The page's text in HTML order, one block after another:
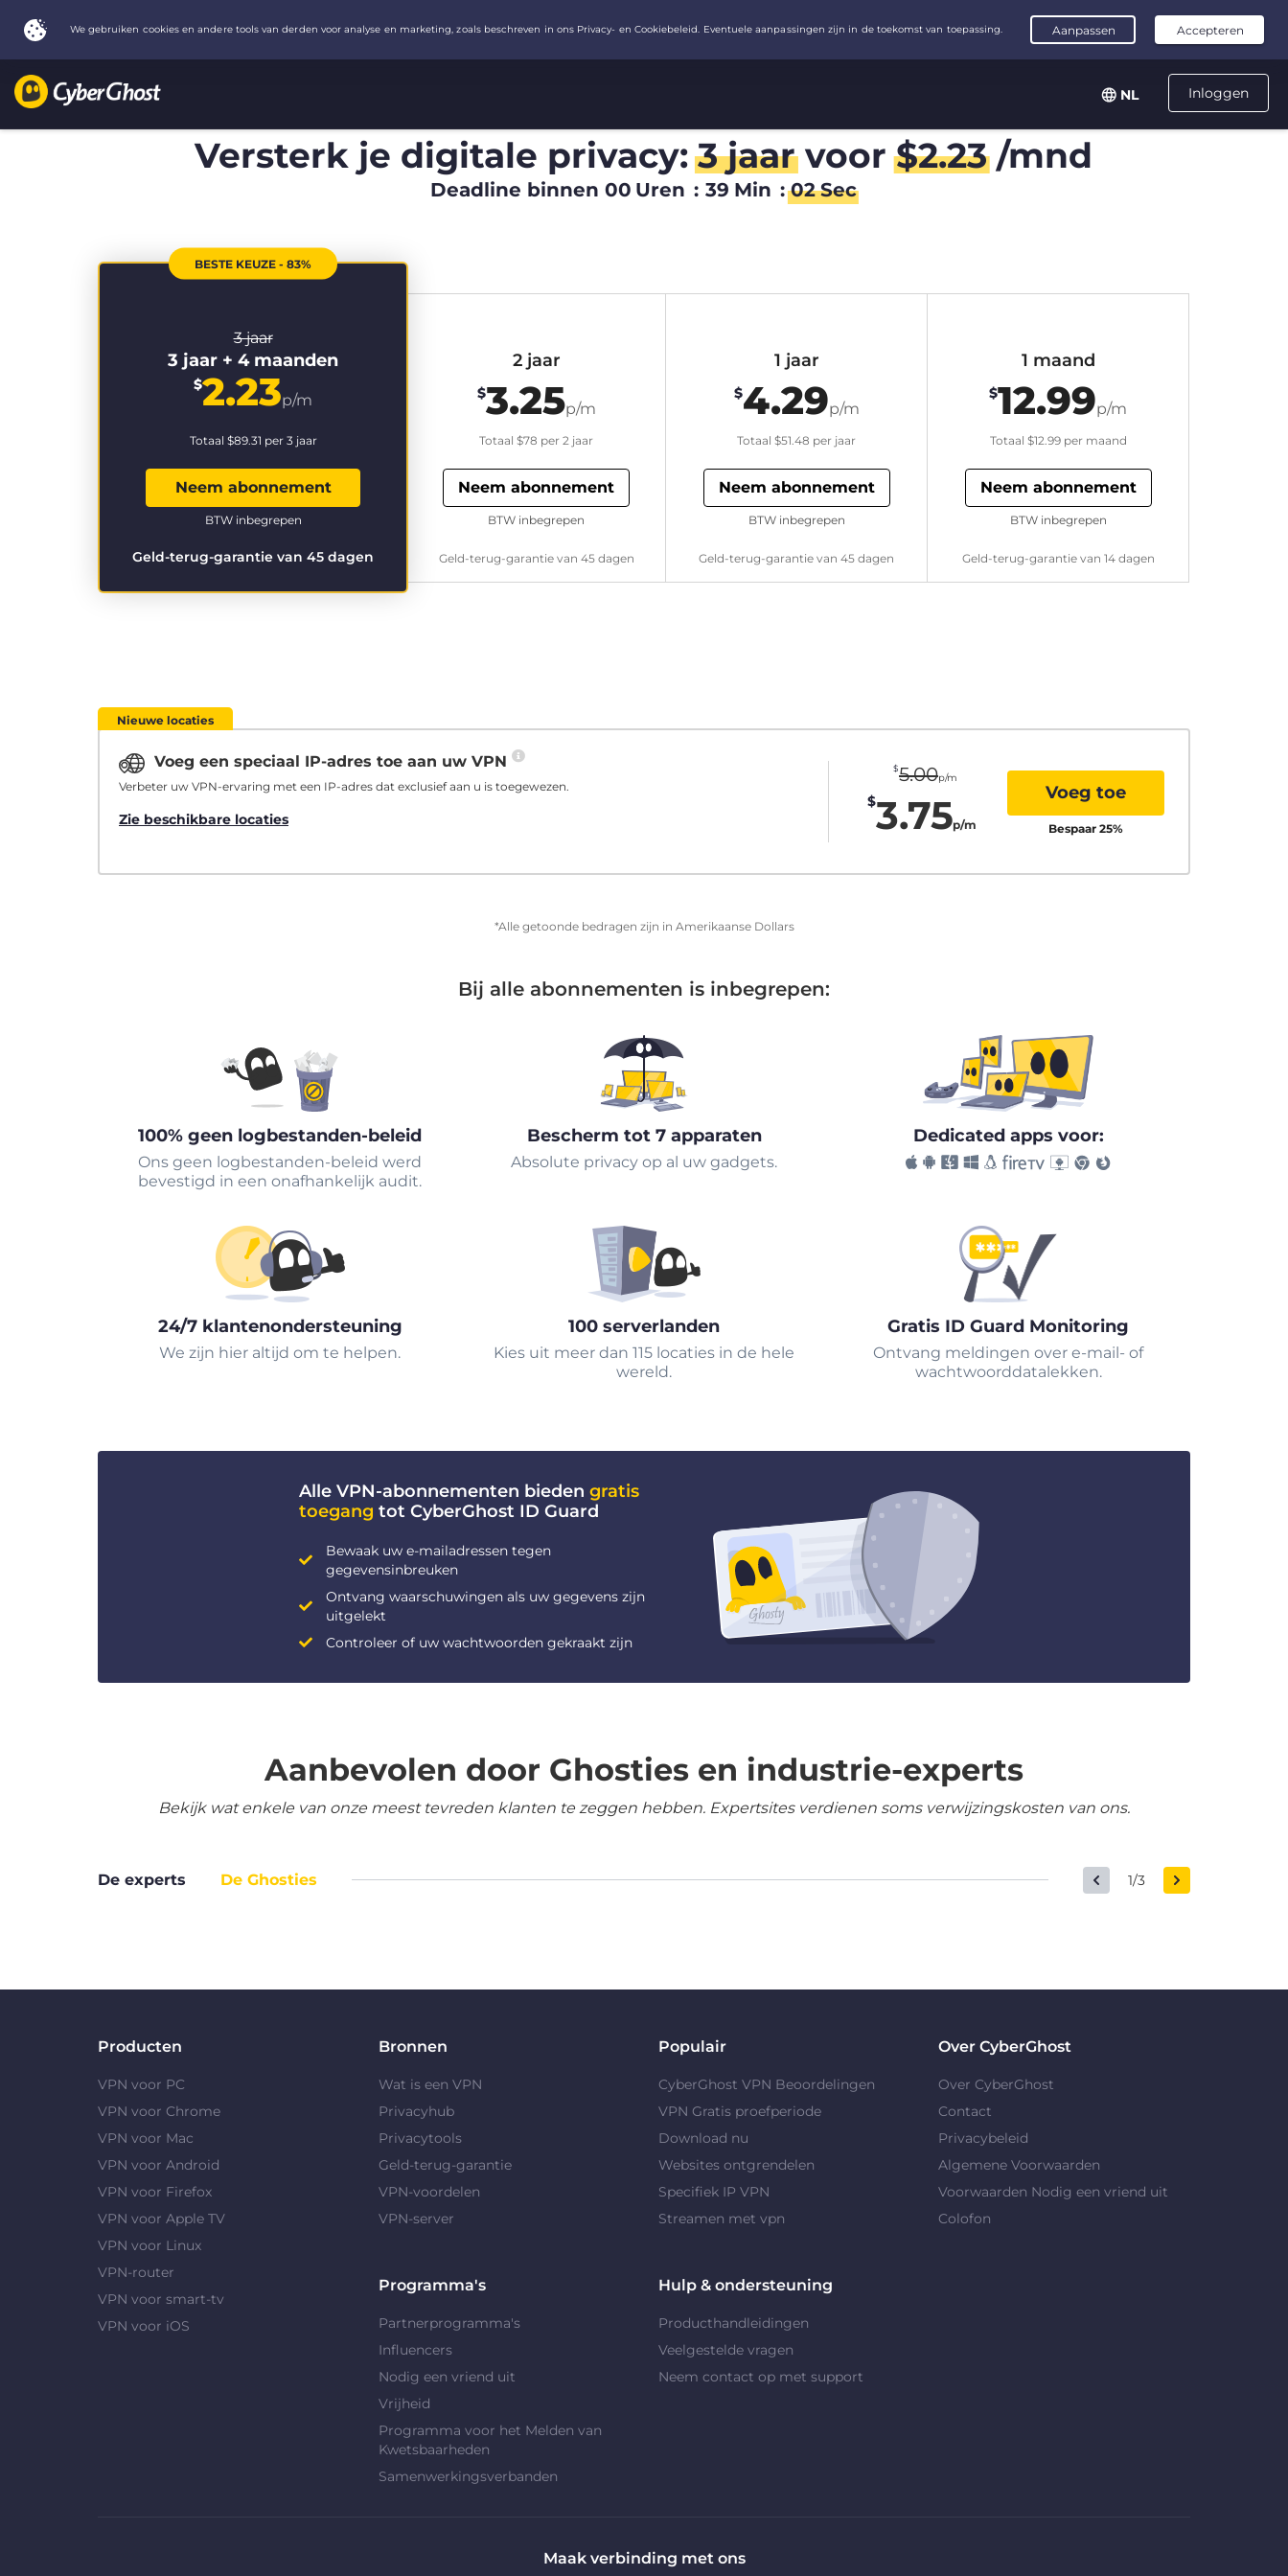
Inloggen
NL
Versterk je digitale privacy:3 jaarvoor$2.23/mnd
Deadline binnen 00 Uren : 39 Min : 01 Sec
BESTE KEUZE - 83%
3 jaar
3 jaar + 4 maanden
$2.23p/m
Totaal $89.31 per 3 jaar
Neem abonnement
Geld-terug-garantie van 45 dagen
BTW inbegrepen
2 jaar
$3.25p/m
Totaal$78 per 2 jaar
Neem abonnement
Geld-terug-garantie van 45 dagen
BTW inbegrepen
1 jaar
$4.29p/m
Totaal $51.48 per jaar
Neem abonnement
Geld-terug-garantie van 45 dagen
BTW inbegrepen
1 maand
$12.99p/m
Totaal $12.99per maand
Neem abonnement
Geld-terug-garantie van 14 dagen
BTW inbegrepen
Nieuwe locaties
Voeg een speciaal IP-adres toe aan uw VPN
Verbeter uw VPN-ervaring met een IP-adres dat exclusief aan u is toegewezen.
Zie beschikbare locaties
$5.00p/m
$3.75p/m
Voeg toe
Bespaar 25%
*Alle getoonde bedragen zijn in Amerikaanse Dollars
Bij alle abonnementen is inbegrepen:
100% geen logbestanden-beleid
Ons geen logbestanden-beleid werd
bevestigd in een onafhankelijk audit.
Bescherm tot 7 apparaten
Absolute privacy op al uw gadgets.
Dedicated apps voor:
24/7 klantenondersteuning
We zijn hier altijd om te helpen.
100 serverlanden
Kies uit meer dan 115 locaties in de hele
wereld.
Gratis ID Guard Monitoring
Ontvang meldingen over e-mail- of
wachtwoorddatalekken.
Alle VPN-abonnementen bieden gratis
toegang tot CyberGhost ID Guard
Bewaak uw e-mailadressen tegen
gegevensinbreuken
Ontvang waarschuwingen als uw gegevens zijn
uitgelekt
Controleer of uw wachtwoorden gekraakt zijn
Aanbevolen door Ghosties en industrie-experts
Bekijk wat enkele van onze meest tevreden klanten te zeggen hebben. Expertsites verdienen soms verwijzingskosten van ons.
De experts De Ghosties 1/3
Producten
VPN voor PC
VPN voor Chrome
VPN voor Mac
VPN voor Android
VPN voor Firefox
VPN voor Apple TV
VPN voor Linux
VPN-router
VPN voor smart-tv
VPN voor iOS
Bronnen
Wat is een VPN
Privacyhub
Privacytools
Geld-terug-garantie
VPN-voordelen
VPN-server
Populair
CyberGhost VPN Beoordelingen
VPN Gratis proefperiode
Download nu
Websites ontgrendelen
Specifiek IP VPN
Streamen met vpn
Over CyberGhost
Over CyberGhost
Contact
Privacybeleid
Algemene Voorwaarden
Voorwaarden Nodig een vriend uit
Colofon
Programma's
Partnerprogramma's
Influencers
Nodig een vriend uit
Vrijheid
Programma voor het Melden van
Kwetsbaarheden
Samenwerkingsverbanden
Hulp & ondersteuning
Producthandleidingen
Veelgestelde vragen
Neem contact op met support
Maak verbinding met ons